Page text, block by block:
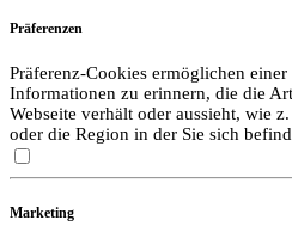
Präferenzen
Präferenz-Cookies ermöglichen einer
Informationen zu erinnern, die die
Webseite verhält oder aussieht, wie
oder die Region in der Sie sich
Marketing